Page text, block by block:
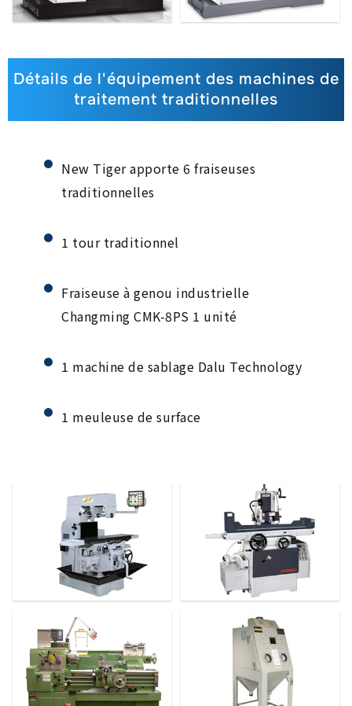
Détails de l'équipement des machines de
traitement traditionnelles
New Tiger apporte 6 fraiseuses
traditionnelles
1 tour traditionnel
Fraiseuse à genou industrielle
Changming CMK-8PS 1 unité
1 machine de sablage Dalu Technology
1 meuleuse de surface